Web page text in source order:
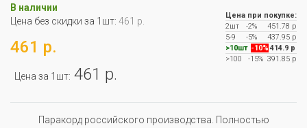
В наличии
Цена без скидки за 1шт: 461 р.
461 р.
Цена за 1шт: 461 р.
Цена при покупке:
2шт
-2%
451.78 р
5-9
-5%
437.95 р
>10шт -10% 414.9 р
>100
-15% 391.85 р
Паракорд российского производства. Полностью